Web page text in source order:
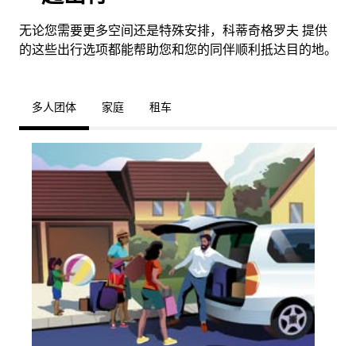
无论您需要更多空间还是特殊安排，科蒂奇格罗夫 提供
的这些出行选项都能帮助您和您的同伴顺利抵达目的地。
多人团体 家庭 租车